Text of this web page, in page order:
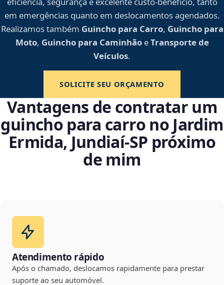
em emergências quanto em deslocamentos agendados.
Realizamos também Guincho para Carro, Guincho para
Moto, Guincho para CaminhãoeTransporte de
Veículos.
SOLICITE SEU ORÇAMENTO
Vantagens de contratar um
guincho para carro no Jardim
Ermida, Jundiaí‑SP próximo
de mim
Atendimento rápido
Após o chamado, deslocamos rapidamente para prestar
suporte ao seu automóvel.